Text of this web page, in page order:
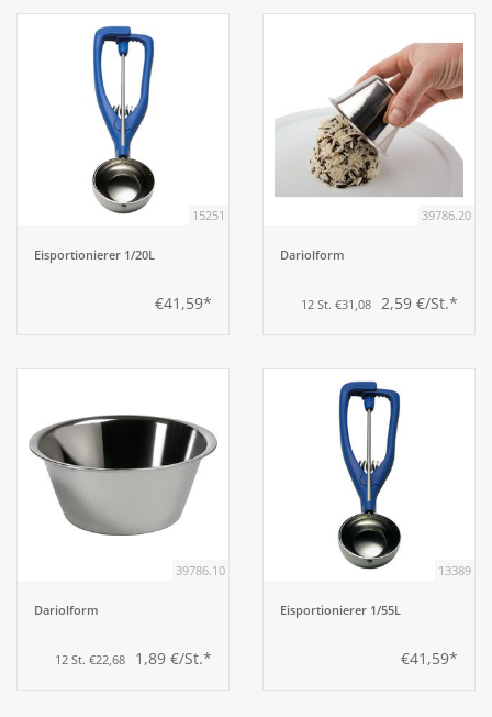
Einrichtung
Berufsbekleidung
Küchentechnik
Küchenmöbel
15251
Eisportionierer 1/20L
€41,59*
39786.20
Dariolform
12 St. €31,08 2,59 €/St.*
39786.10
Dariolform
12 St. €22,68 1,89 €/St.*
13389
Eisportionierer 1/55L
€41,59*